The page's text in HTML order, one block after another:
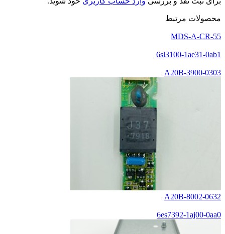
محصولات مرتبط
MDS-A-CR-55
6sl3100-1ae31-0ab1
A20B-3900-0303
A20B-8002-0632
6es7392-1aj00-0aa0